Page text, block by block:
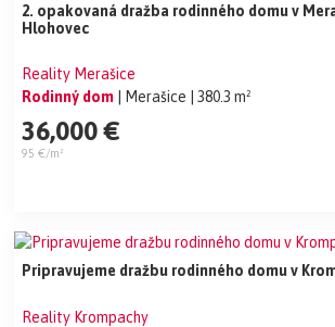
2. opakovaná dražba rodinného domu v
Hlohovec
Reality Merašice
Rodinný dom
| Merašice | 380.3 m²
36,000 €
95 €/m²
Pripravujeme dražbu rodinného domu v
Reality Krompachy